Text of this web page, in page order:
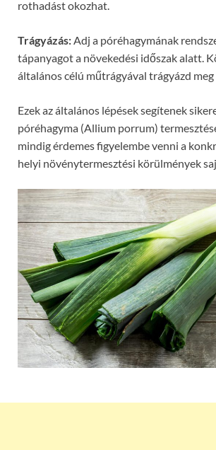
rothadást okozhat.
Trágyázás:Adj a póréhagymának
tápanyagot a növekedési időszak alatt.
általános célú műtrágyával trágyázd
Ezek az általános lépések segítenek
póréhagyma (Allium porrum)
mindig érdemes figyelembe venni a
helyi növénytermesztési körülmények